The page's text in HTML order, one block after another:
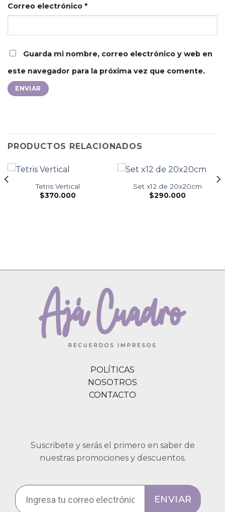
Correo electrónico *
Guarda mi nombre, correo electrónico y web en
este navegador para la próxima vez que comente.
PRODUCTOS RELACIONADOS
Tetris Vertical
$370.000
Set x12 de 20x20cm
$290.000
POLÍTICAS
NOSOTROS
CONTACTO
Suscribete y serás el primero en saber de
nuestras promociones y descuentos.
ENVIAR